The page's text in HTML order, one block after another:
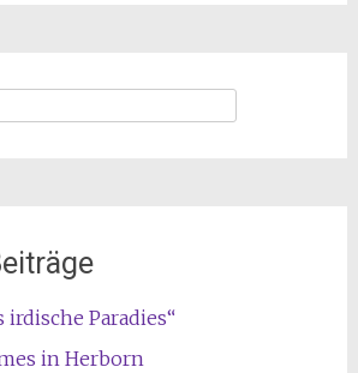
irdische Paradies“
in Herborn